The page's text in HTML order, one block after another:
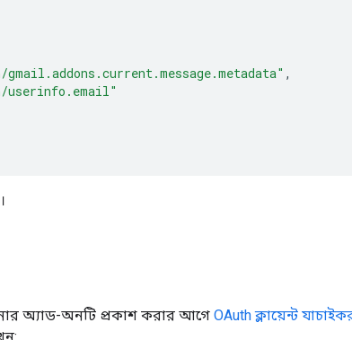
,
userinfo.email"
অ্যাড-অনটি প্রকাশ করার আগে OAuth ক্লায়েন্ট